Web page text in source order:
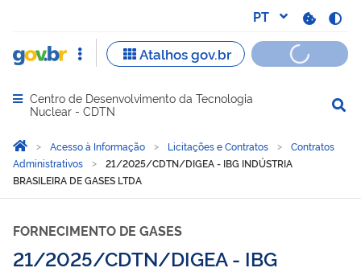
Abrir menu principal de navegação
Centro de Desenvolvimento da Tecnologia
Nuclear - CDTN
Você está aqui:
Página Inicial
Acesso à Informação Licitações e Contratos
Contratos
Administrativos
21/2025/CDTN/DIGEA - IBG INDÚSTRIA
BRASILEIRA DE GASES LTDA
FORNECIMENTO DE GASES
21/2025/CDTN/DIGEA - IBG